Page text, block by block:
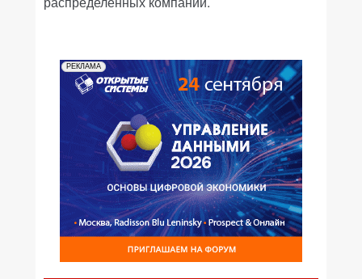
РЕКЛАМА